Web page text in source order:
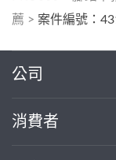
薦 > 案件編號：
公司
消費者